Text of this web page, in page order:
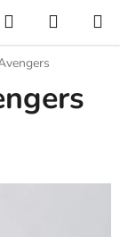
Hľadať
KOŠÍK